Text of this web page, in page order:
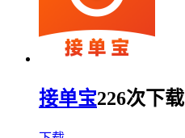
接单宝226次下载